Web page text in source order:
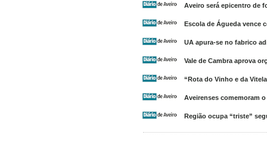
Aveiro será epicentro de
Escola de Águeda vence
UA apura-se no fabrico
Vale de Cambra aprova
“Rota do Vinho e da
Aveirenses comemoram
Região ocupa “triste”